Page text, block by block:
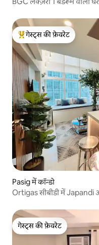
गेस्ट्स का टॉप फ़ेवरेट
गेस्ट्स की फ़ेवरेट
Pasig में कॉन्डो
Ortigas सीबीडी में
गेस्ट्स की फ़ेवरेट
गेस्ट्स की फ़ेवरेट